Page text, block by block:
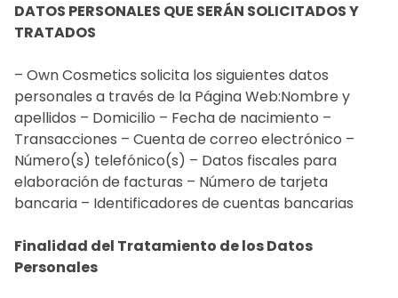
DATOS PERSONALES QUE SERÁN SOLICITADOS Y
TRATADOS
– Own Cosmetics solicita los siguientes datos
personales a través de la Página Web:Nombre y
apellidos – Domicilio – Fecha de nacimiento –
Transacciones – Cuenta de correo electrónico –
Número(s) telefónico(s) – Datos fiscales para
elaboración de facturas – Número de tarjeta
bancaria – Identificadores de cuentas bancarias
Finalidad del Tratamiento de los Datos
Personales